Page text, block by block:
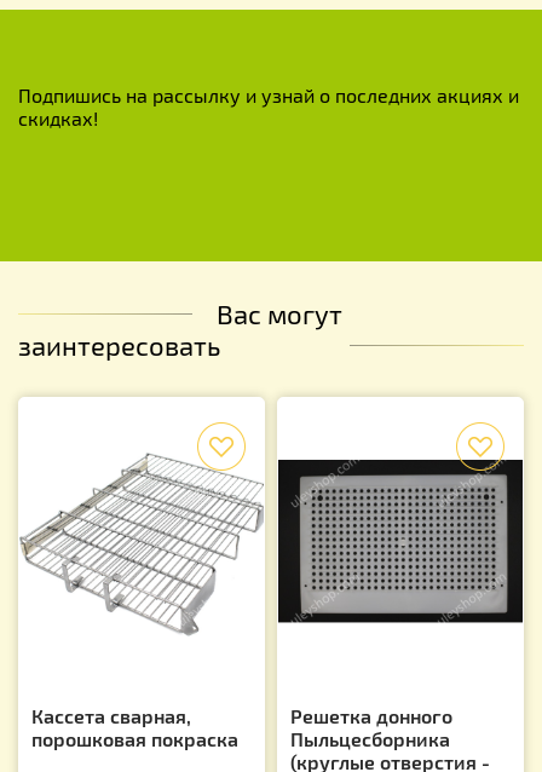
Подпишись на рассылку и узнай о последних акциях и
скидках!
Вас могут
заинтересовать
Кассета сварная,
порошковая покраска
Решетка донного
Пыльцесборника
(круглые отверстия -